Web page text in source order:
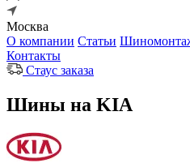
Москва
О компании Статьи
Контакты
Стаус заказа
Шины на KIA